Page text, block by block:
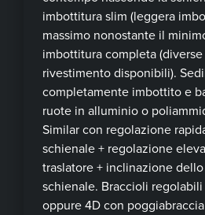
imbottitura slim (leggera
massimo nonostante il
imbottitura completa
rivestimento disponibili).
completamente imbottito e
ruote in alluminio o
Similar con regolazione
schienale + regolazione
traslatore + inclinazione dello
schienale. Braccioli
oppure 4D con